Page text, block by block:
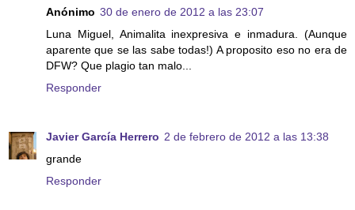
Anónimo 30 de enero de 2012 a las 23:07
Luna Miguel, Animalita inexpresiva e inmadura. (Aunque
aparente que se las sabe todas!) A proposito eso no era de
DFW? Que plagio tan malo...
Responder
Javier García Herrero 2 de febrero de 2012 a las 13:38
grande
Responder